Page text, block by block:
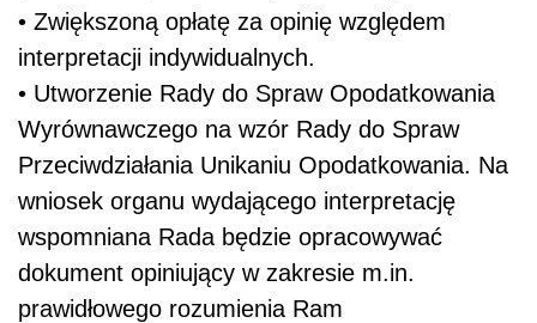
• Zwiększoną opłatę za opinię względem
interpretacji indywidualnych.
• Utworzenie Rady do Spraw Opodatkowania
Wyrównawczego na wzór Rady do Spraw
Przeciwdziałania Unikaniu Opodatkowania. Na
wniosek organu wydającego interpretację
wspomniana Rada będzie opracowywać
dokument opiniujący w zakresie m.in.
prawidłowego rozumienia Ram